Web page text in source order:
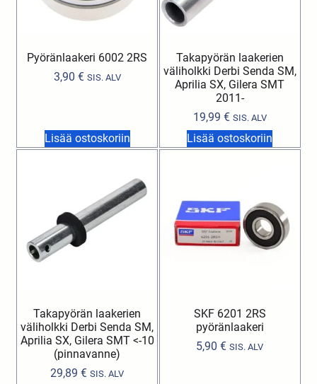
Pyöränlaakeri 6002 2RS
3,90 € SIS. ALV
Lisää ostoskoriin
Takapyörän laakerien
väliholkki Derbi Senda SM,
Aprilia SX, Gilera SMT
2011-
19,99 € SIS. ALV
Lisää ostoskoriin
Takapyörän laakerien
väliholkki Derbi Senda SM,
Aprilia SX, Gilera SMT <-10
(pinnavanne)
29,89€ SIS. ALV
SKF 6201 2RS
pyöränlaakeri
5,90€ SIS. ALV